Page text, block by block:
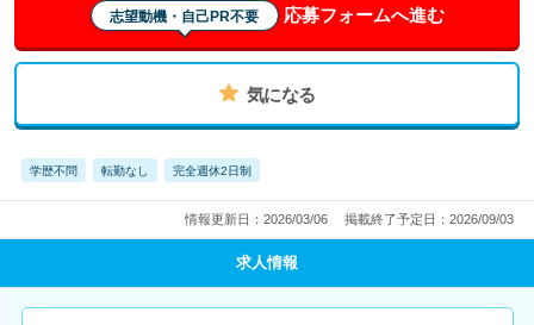
志望動機・自己PR不要 応募フォームへ進む
気になる
学歴不問 転勤なし 完全週休2日制
情報更新日：2026/03/06 掲載終了予定日：2026/09/03
求人情報